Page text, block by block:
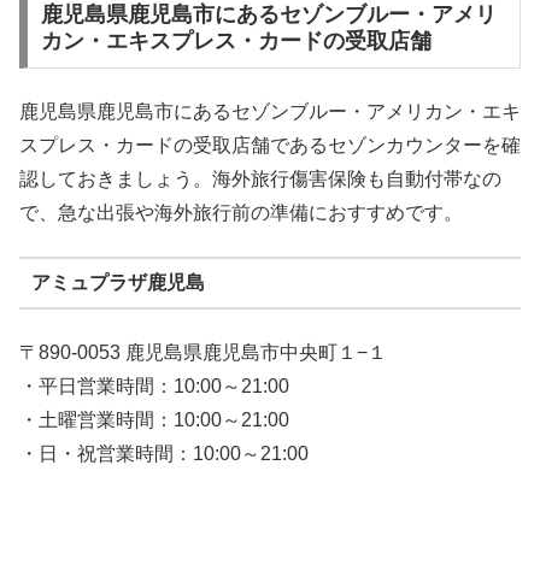
鹿児島県鹿児島市にあるセゾンブルー・アメリ
カン・エキスプレス・カードの受取店舗
鹿児島県鹿児島市にあるセゾンブルー・アメリカン・エキ
スプレス・カードの受取店舗であるセゾンカウンターを確
認しておきましょう。海外旅行傷害保険も自動付帯なの
で、急な出張や海外旅行前の準備におすすめです。
アミュプラザ鹿児島
〒890-0053 鹿児島県鹿児島市中央町１−１
・平日営業時間：10:00～21:00
・土曜営業時間：10:00～21:00
・日・祝営業時間：10:00～21:00